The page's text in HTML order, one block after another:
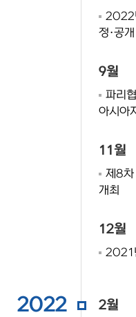
2022
정·공개
9월
파리
아시아
11월
제8차
개최
12월
2021
2022 2월